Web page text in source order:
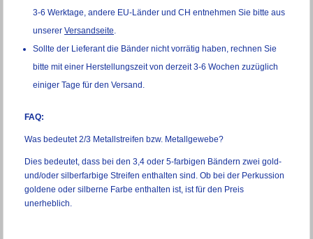
3-6 Werktage, andere EU-Länder und CH entnehmen Sie bitte aus
unserer Versandseite.
Sollte der Lieferant die Bänder nicht vorrätig haben, rechnen Sie
bitte mit einer Herstellungszeit von derzeit 3-6 Wochen zuzüglich
einiger Tage für den Versand.
FAQ:
Was bedeutet 2/3 Metallstreifen bzw. Metallgewebe?
Dies bedeutet, dass bei den 3,4 oder 5-farbigen Bändern zwei gold-
und/oder silberfarbige Streifen enthalten sind. Ob bei der Perkussion
goldene oder silberne Farbe enthalten ist, ist für den Preis
unerheblich.